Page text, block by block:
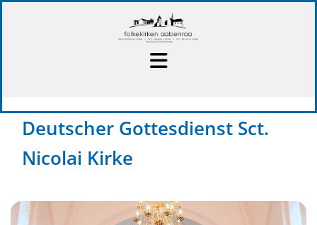
Deutscher Gottesdienst Sct.
Nicolai Kirke